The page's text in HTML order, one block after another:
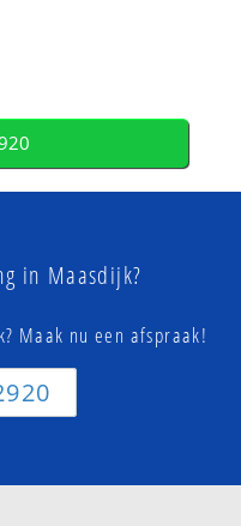
in Maasdijk?
Maak nu een afspraak!